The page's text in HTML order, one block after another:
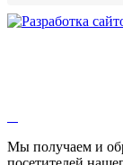
Мы получаем и